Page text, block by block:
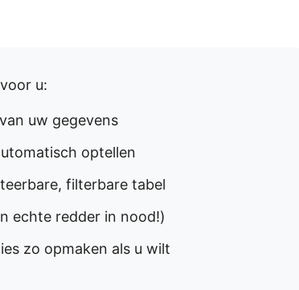
voor u:
uw gegevens
optellen
filterbare tabel
echte redder in nood!)
zo opmaken als u wilt